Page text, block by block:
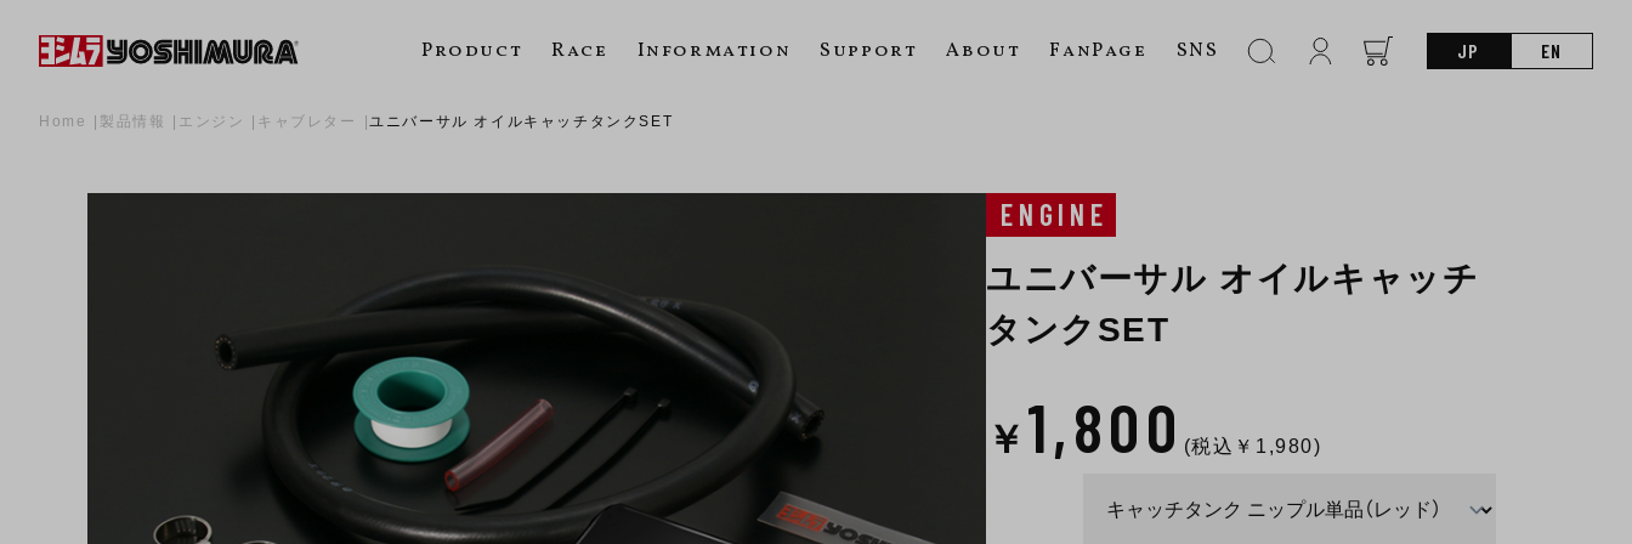
Product Race Information Support About FanPage SNS JP EN
Home 製品情報 エンジン キャブレター ユニバーサル オイルキャッチタンクSET
ENGINE
ユニバーサル オイルキャッチ
タンクSET
￥ 1,800 (税込￥ 1,980)